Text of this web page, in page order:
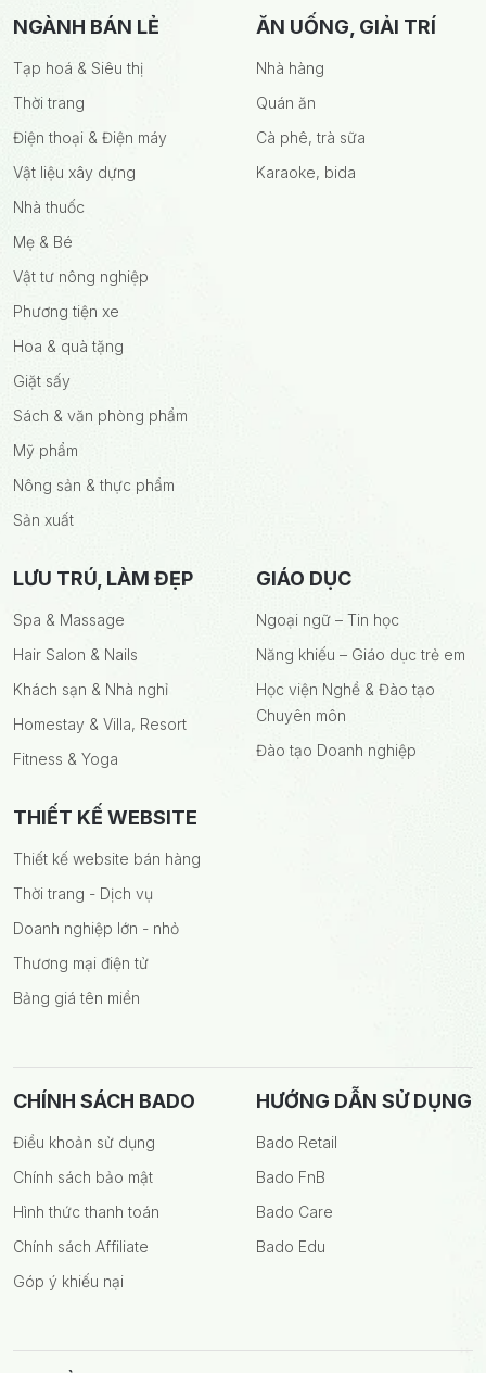
NGÀNH BÁN LẺ
Tạp hoá & Siêu thị
Thời trang
Điện thoại & Điện máy
Vật liệu xây dựng
Nhà thuốc
Mẹ & Bé
Vật tư nông nghiệp
Phương tiện xe
Hoa & quà tặng
Giặt sấy
Sách & văn phòng phẩm
Mỹ phẩm
Nông sản & thực phẩm
Sản xuất
ĂN UỐNG, GIẢI TRÍ
Nhà hàng
Quán ăn
Cà phê, trà sữa
Karaoke, bida
LƯU TRÚ, LÀM ĐẸP
Spa & Massage
Hair Salon & Nails
Khách sạn & Nhà nghỉ
Homestay & Villa, Resort
Fitness & Yoga
GIÁO DỤC
Ngoại ngữ – Tin học
Năng khiếu – Giáo dục trẻ em
Học viện Nghề & Đào tạo
Chuyên môn
Đào tạo Doanh nghiệp
THIẾT KẾ WEBSITE
Thiết kế website bán hàng
Thời trang - Dịch vụ
Doanh nghiệp lớn - nhỏ
Thương mại điện tử
Bảng giá tên miền
CHÍNH SÁCH BADO
Điều khoản sử dụng
Chính sách bảo mật
Hình thức thanh toán
Chính sách Affiliate
Góp ý khiếu nại
HƯỚNG DẪN SỬ DỤNG
Bado Retail
Bado FnB
Bado Care
Bado Edu